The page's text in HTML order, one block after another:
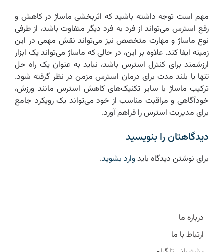
مهم است توجه داشته باشید که اثربخشی ماساژ در کاهش و
رفع استرس می‌تواند از فرد به فرد دیگر متفاوت باشد، از طرفی
نوع ماساژ و مهارت متخصص نیز می‌تواند نقش مهمی در این
زمینه ایفا کند. علاوه بر این، در حالی که ماساژ می‌تواند یک ابزار
ارزشمند برای کنترل استرس باشد، نباید به عنوان یک راه حل
تنها یا بلند مدت برای درمان استرس مزمن در نظر گرفته شود.
ترکیب ماساژ با سایر تکنیک‌های کاهش استرس مانند ورزش،
خودآگاهی و مراقبت مناسب از خود می‌تواند یک رویکرد جامع
برای مدیریت استرس را فراهم آورد.
دیدگاهتان را بنویسید
برای نوشتن دیدگاه بایدوارد بشوید.
درباره ما
ارتباط با ما